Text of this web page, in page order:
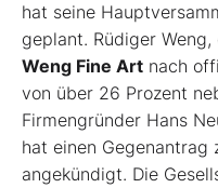
hat seine
geplant. Rüdiger
Weng Fine Art nach
von über 26 Prozent
Firmengründer Hans
hat einen Gegenantrag
angekündigt. Die